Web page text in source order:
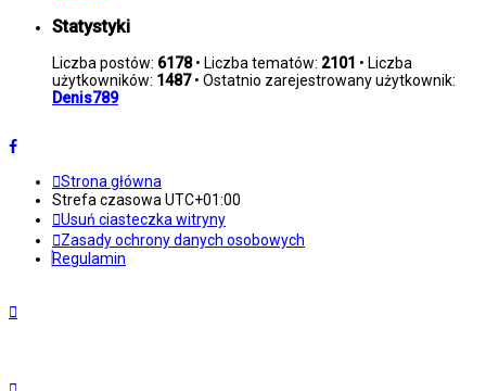
Statystyki
Liczba postów: 6178• Liczba tematów: 2101 • Liczba
użytkowników: 1487• Ostatnio zarejestrowany użytkownik:
Denis789
Strona główna
Strefa czasowa UTC+01:00
Usuń ciasteczka witryny
Zasady ochrony danych osobowych
Regulamin